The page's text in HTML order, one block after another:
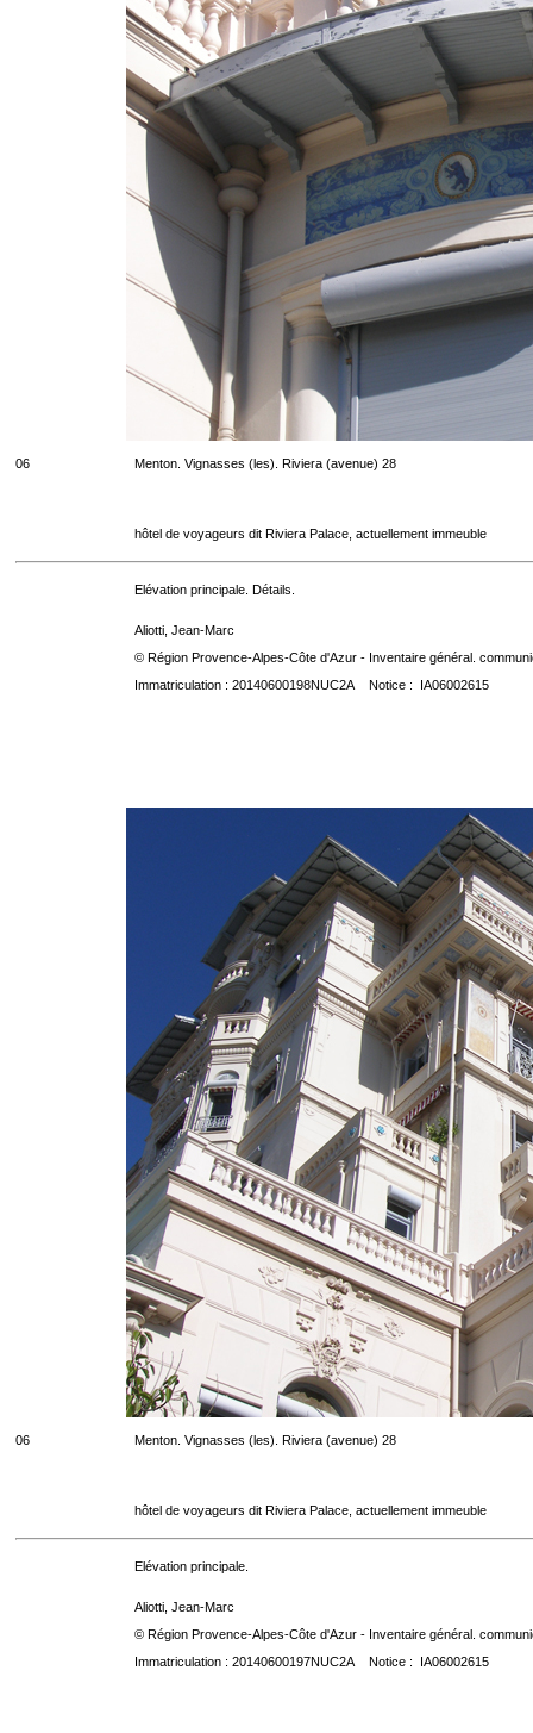
06 Menton. Vignasses (les). Riviera (avenue) 28
hôtel de voyageurs dit Riviera Palace, actuellement immeuble
Elévation principale. Détails.
Aliotti, Jean-Marc
© Région Provence-Alpes-Côte d'Azur - Inventaire général.
Immatriculation : 20140600198NUC2A Notice : IA06002615
06 Menton. Vignasses (les). Riviera (avenue) 28
hôtel de voyageurs dit Riviera Palace, actuellement immeuble
Elévation principale.
Aliotti, Jean-Marc
© Région Provence-Alpes-Côte d'Azur - Inventaire général.
Immatriculation : 20140600197NUC2A Notice : IA06002615